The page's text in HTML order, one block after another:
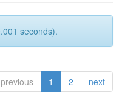
seconds).
previous 1 2 next